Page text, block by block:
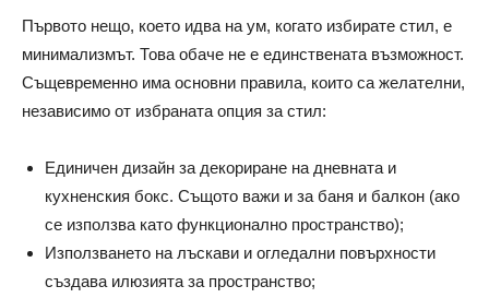
Първото нещо, което идва на ум, когато избирате стил, е
минимализмът. Това обаче не е единствената възможност.
Същевременно има основни правила, които са желателни,
независимо от избраната опция за стил:
Единичен дизайн за декориране на дневната и
кухненския бокс. Същото важи и за баня и балкон (ако
се използва като функционално пространство);
Използването на лъскави и огледални повърхности
създава илюзията за пространство;